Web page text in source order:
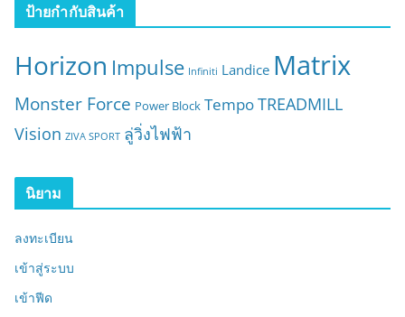
:
ป้ายกำกับสินค้า
Horizon Impulse Infiniti Landice Matrix
Monster Force Power Block TempoTREADMILL
Vision ZIVA SPORT ลู่วิ่งไฟฟ้า
นิยาม
ลงทะเบียน
เข้าสู่ระบบ
เข้าฟีด